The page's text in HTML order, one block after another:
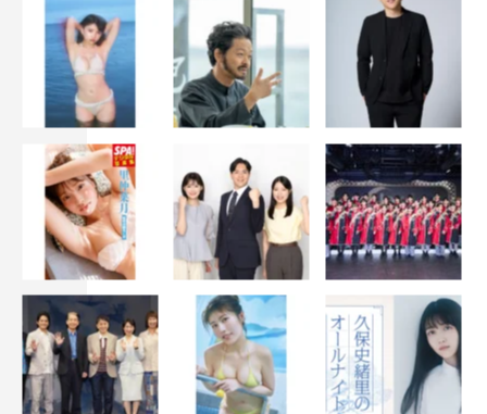
――塚地さんは先ほど佐谷戸さんのＴシャツについてうら
やましそうにしていましたが…。
塚地：ミナちゃんが着ることによって、おしゃれだって思
う女子もいますよね。男子はかっこいいなって思うでしょ
うし。
佐谷戸：ペアルック！ペアルック！
塚地：ね！いずれ忍者が派手な服を着るっていうことがあ
ってもいいかもしれない（笑）。
我々はいいものしか紹介しません（塚
地）